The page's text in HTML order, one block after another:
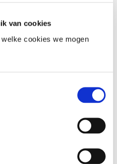
van cookies
cookies we mogen
verwijderen
(AP) gaat dit jaar,